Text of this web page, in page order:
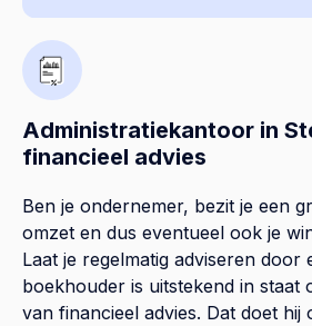
Administratiekantoor in
financieel advies
Ben je ondernemer, bezit je een
omzet en dus eventueel ook je
Laat je regelmatig adviseren door
boekhouder is uitstekend in staat
van financieel advies. Dat doet hij